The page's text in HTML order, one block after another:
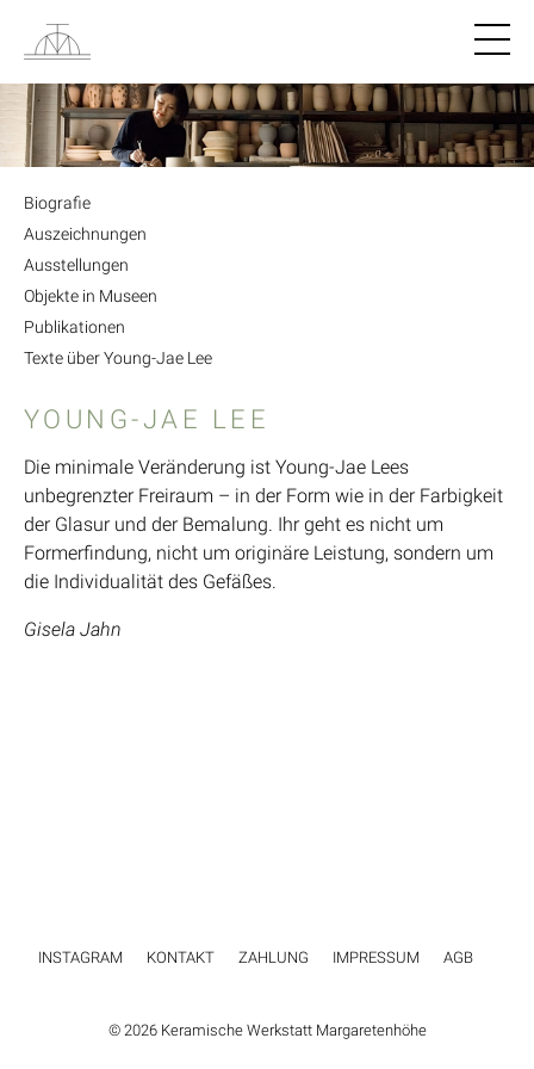
Biografie
Auszeichnungen
Ausstellungen
Objekte in Museen
Publikationen
Texte über Young-Jae Lee
YOUNG-JAE LEE
Die minimale Veränderung ist Young-Jae Lees
unbegrenzter Freiraum – in der Form wie in der Farbigkeit
der Glasur und der Bemalung. Ihr geht es nicht um
Formerfindung, nicht um originäre Leistung, sondern um
die Individualität des Gefäßes.
Gisela Jahn
INSTAGRAM KONTAKT ZAHLUNG IMPRESSUM AGB
© 2026 Keramische Werkstatt Margaretenhöhe